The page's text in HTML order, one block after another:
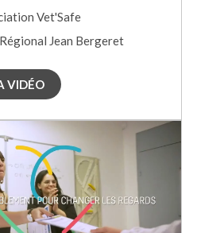
Vet'Safe
Jean Bergeret
VIDÉO